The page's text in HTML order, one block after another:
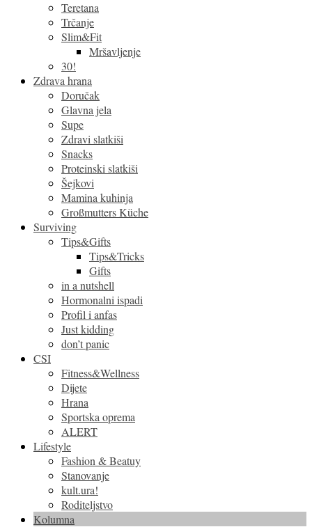
Teretana
Trčanje
Slim&Fit
Mršavljenje
30!
Zdrava hrana
Doručak
Glavna jela
Supe
Zdravi slatkiši
Snacks
Proteinski slatkiši
Šejkovi
Mamina kuhinja
Großmutters Küche
Surviving
Tips&Gifts
Tips&Tricks
Gifts
in a nutshell
Hormonalni ispadi
Profil i anfas
Just kidding
don’t panic
CSI
Fitness&Wellness
Dijete
Hrana
Sportska oprema
ALERT
Lifestyle
Fashion & Beatuy
Stanovanje
kult.ura!
Roditeljstvo
Kolumna